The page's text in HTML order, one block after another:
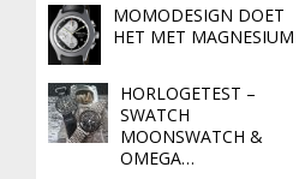
MOMODESIGN DOET
HET MET MAGNESIUM
HORLOGETEST –
SWATCH
MOONSWATCH &
OMEGA…